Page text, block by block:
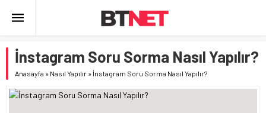
İnstagram Soru Sorma Nasıl Yapılır?
Anasayfa » Nasıl Yapılır » İnstagram Soru Sorma Nasıl Yapılır?